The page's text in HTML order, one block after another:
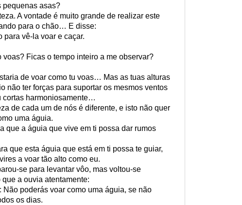
pequenas asas?
A vontade é muito grande de realizar este
para o chão… E disse:
para vê-la voar e caçar.
voas? Ficas o tempo inteiro a me observar?
de voar como tu voas… Mas as tuas alturas
não ter forças para suportar os mesmos ventos
cortas harmoniosamente…
de cada um de nós é diferente, e isto não quer
uma águia.
que a águia que vive em ti possa dar rumos
que esta águia que está em ti possa te guiar,
a voar tão alto como eu.
se para levantar vôo, mas voltou-se
a ouvia atentamente:
poderás voar como uma águia, se não
os dias.